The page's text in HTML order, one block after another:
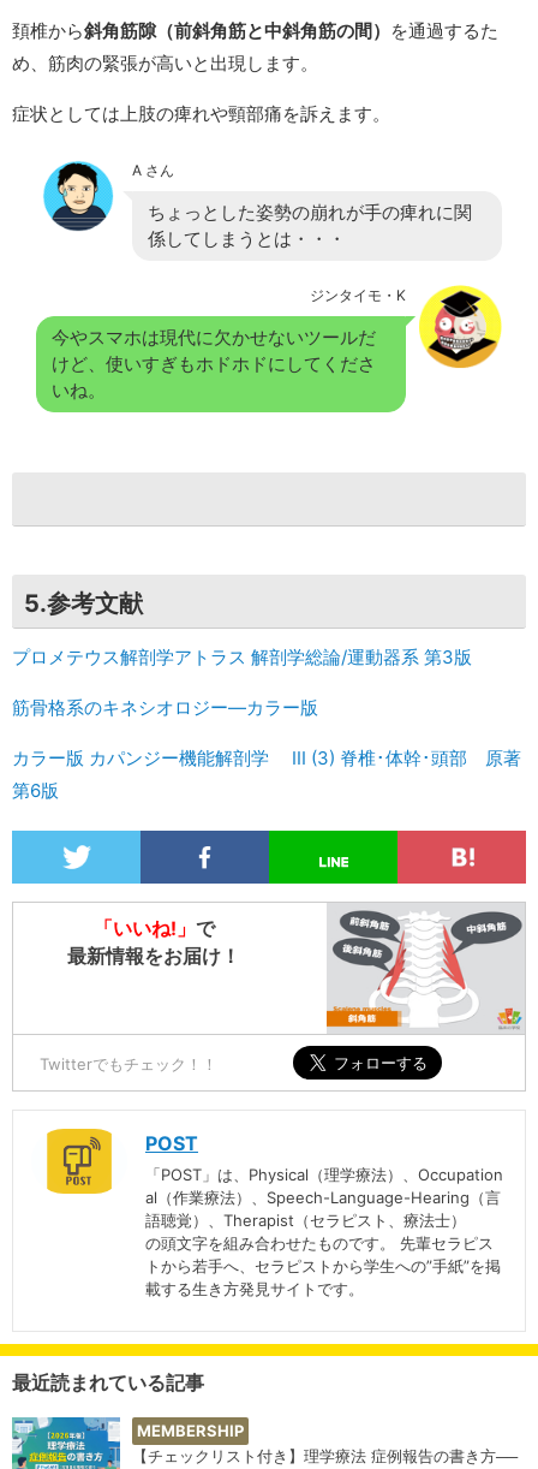
頚椎から斜角筋隙（前斜角筋と中斜角筋の間） を通過するた
め、筋肉の緊張が高いと出現します。
症状としては上肢の痺れや頸部痛を訴えます。
A さん
ちょっとした姿勢の崩れが手の痺れに関
係してしまうとは・・・
ジンタイモ・K
今やスマホは現代に欠かせないツールだ
けど、使いすぎもホドホドにしてくださ
いね。
5.参考文献
プロメテウス解剖学アトラス 解剖学総論/運動器系 第3版
筋骨格系のキネシオロジー―カラー版
カラー版 カパンジー機能解剖学 III (3) 脊椎･体幹･頭部 原著
第6版
「いいね!」 で
最新情報をお届け！
Twitterでもチェック！！
POST
「POST」は、Physical（理学療法）、Occupation
al（作業療法）、Speech-Language-Hearing（言
語聴覚）、Therapist（セラピスト、療法士）
の頭文字を組み合わせたものです。 先輩セラピス
トから若手へ、セラピストから学生への”手紙”を掲
載する生き方発見サイトです。
最近読まれている記事
MEMBERSHIP
【チェックリスト付き】理学療法 症例報告の書き方──